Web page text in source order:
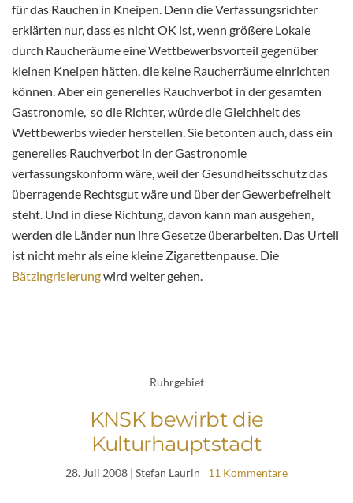
für das Rauchen in Kneipen. Denn die Verfassungsrichter
erklärten nur, dass es nicht OK ist, wenn größere Lokale
durch Raucheräume eine Wettbewerbsvorteil gegenüber
kleinen Kneipen hätten, die keine Raucherräume einrichten
können. Aber ein generelles Rauchverbot in der gesamten
Gastronomie, so die Richter, würde die Gleichheit des
Wettbewerbs wieder herstellen. Sie betonten auch, dass ein
generelles Rauchverbot in der Gastronomie
verfassungskonform wäre, weil der Gesundheitsschutz das
überragende Rechtsgut wäre und über der Gewerbefreiheit
steht. Und in diese Richtung, davon kann man ausgehen,
werden die Länder nun ihre Gesetze überarbeiten. Das Urteil
ist nicht mehr als eine kleine Zigarettenpause. Die
Bätzingrisierungwird weiter gehen.
Ruhrgebiet
KNSK bewirbt die
Kulturhauptstadt
28. Juli 2008 | Stefan Laurin 11 Kommentare